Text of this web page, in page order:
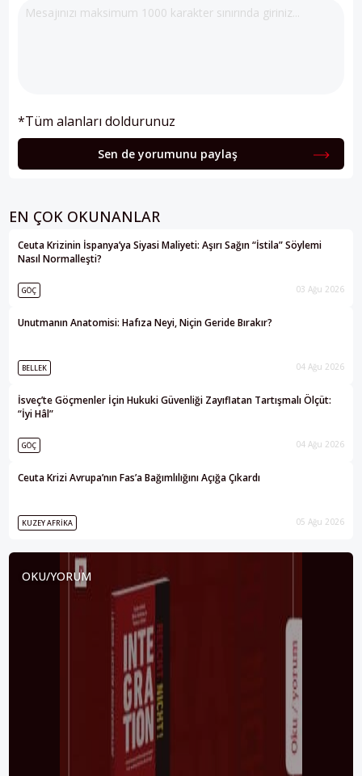
*Tüm alanları doldurunuz
Sen de yorumunu paylaş
EN ÇOK OKUNANLAR
Ceuta Krizinin İspanya’ya Siyasi Maliyeti: Aşırı Sağın “İstila” Söylemi
Nasıl Normalleşti?
GÖÇ 03 Ağu 2026
Unutmanın Anatomisi: Hafıza Neyi, Niçin Geride Bırakır?
BELLEK 04 Ağu 2026
İsveç’te Göçmenler İçin Hukuki Güvenliği Zayıflatan Tartışmalı Ölçüt:
“İyi Hâl”
GÖÇ 04 Ağu 2026
Ceuta Krizi Avrupa’nın Fas’a Bağımlılığını Açığa Çıkardı
KUZEY AFRIKA 05 Ağu 2026
OKU/YORUM